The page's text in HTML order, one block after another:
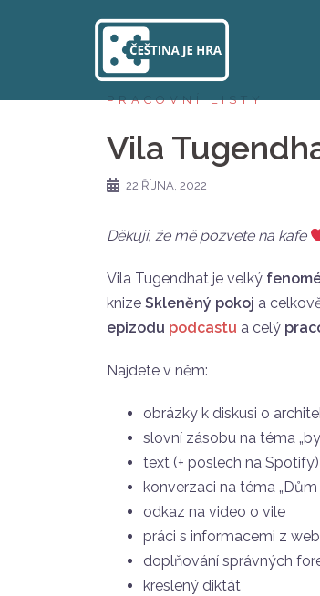
PRACOVNÍ LISTY
Vila
22 ŘÍJNA, 2022
Děkuji, že mě pozvete na kafe
Vila Tugendhat je velký
knize Skleněný pokoj a
epizodu podcastu a celý
Najdete v něm:
obrázky k diskusi o
slovní zásobu na téma
text (+ poslech na Spotify)
konverzaci na téma „Dům
odkaz na video o vile
práci s informacemi z
doplňování správných
kreslený diktát